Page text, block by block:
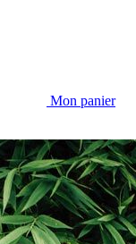
Mon panier